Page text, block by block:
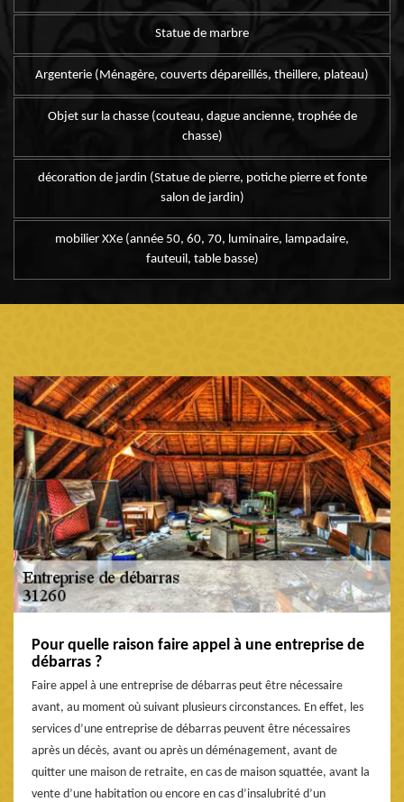
Statue de marbre
Argenterie (Ménagère, couverts dépareillés, theillere, plateau)
Objet sur la chasse (couteau, dague ancienne, trophée de
chasse)
décoration de jardin (Statue de pierre, potiche pierre et fonte
salon de jardin)
mobilier XXe (année 50, 60, 70, luminaire, lampadaire,
fauteuil, table basse)
Pour quelle raison faire appel à une entreprise de
débarras ?
Faire appel à une entreprise de débarras peut être nécessaire
avant, au moment où suivant plusieurs circonstances. En effet, les
services d’une entreprise de débarras peuvent être nécessaires
après un décès, avant ou après un déménagement, avant de
quitter une maison de retraite, en cas de maison squattée, avant la
vente d’une habitation ou encore en cas d’insalubrité d’un